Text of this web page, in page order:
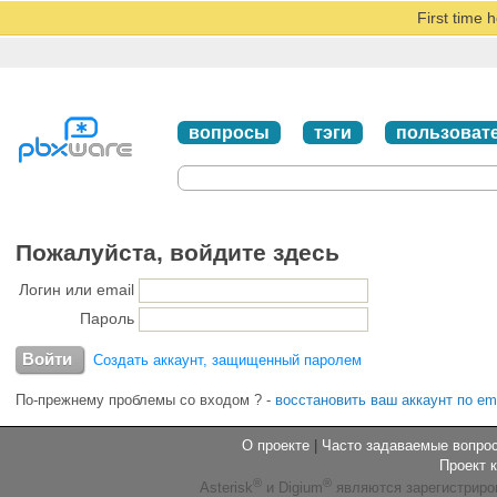
First time
вопросы тэги
Пожалуйста, войдите здесь
Логин или email
Пароль
Создать аккаунт, защищенный паролем
По-прежнему проблемы со входом ? - восстановить ваш аккаунт по
О проекте | Часто задаваемые
Проект
Asterisk ® и Digium ® являются